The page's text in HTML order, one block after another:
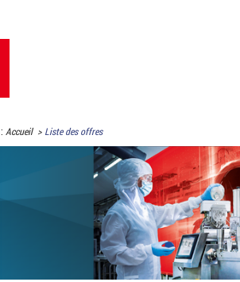
Accueil Liste des offres